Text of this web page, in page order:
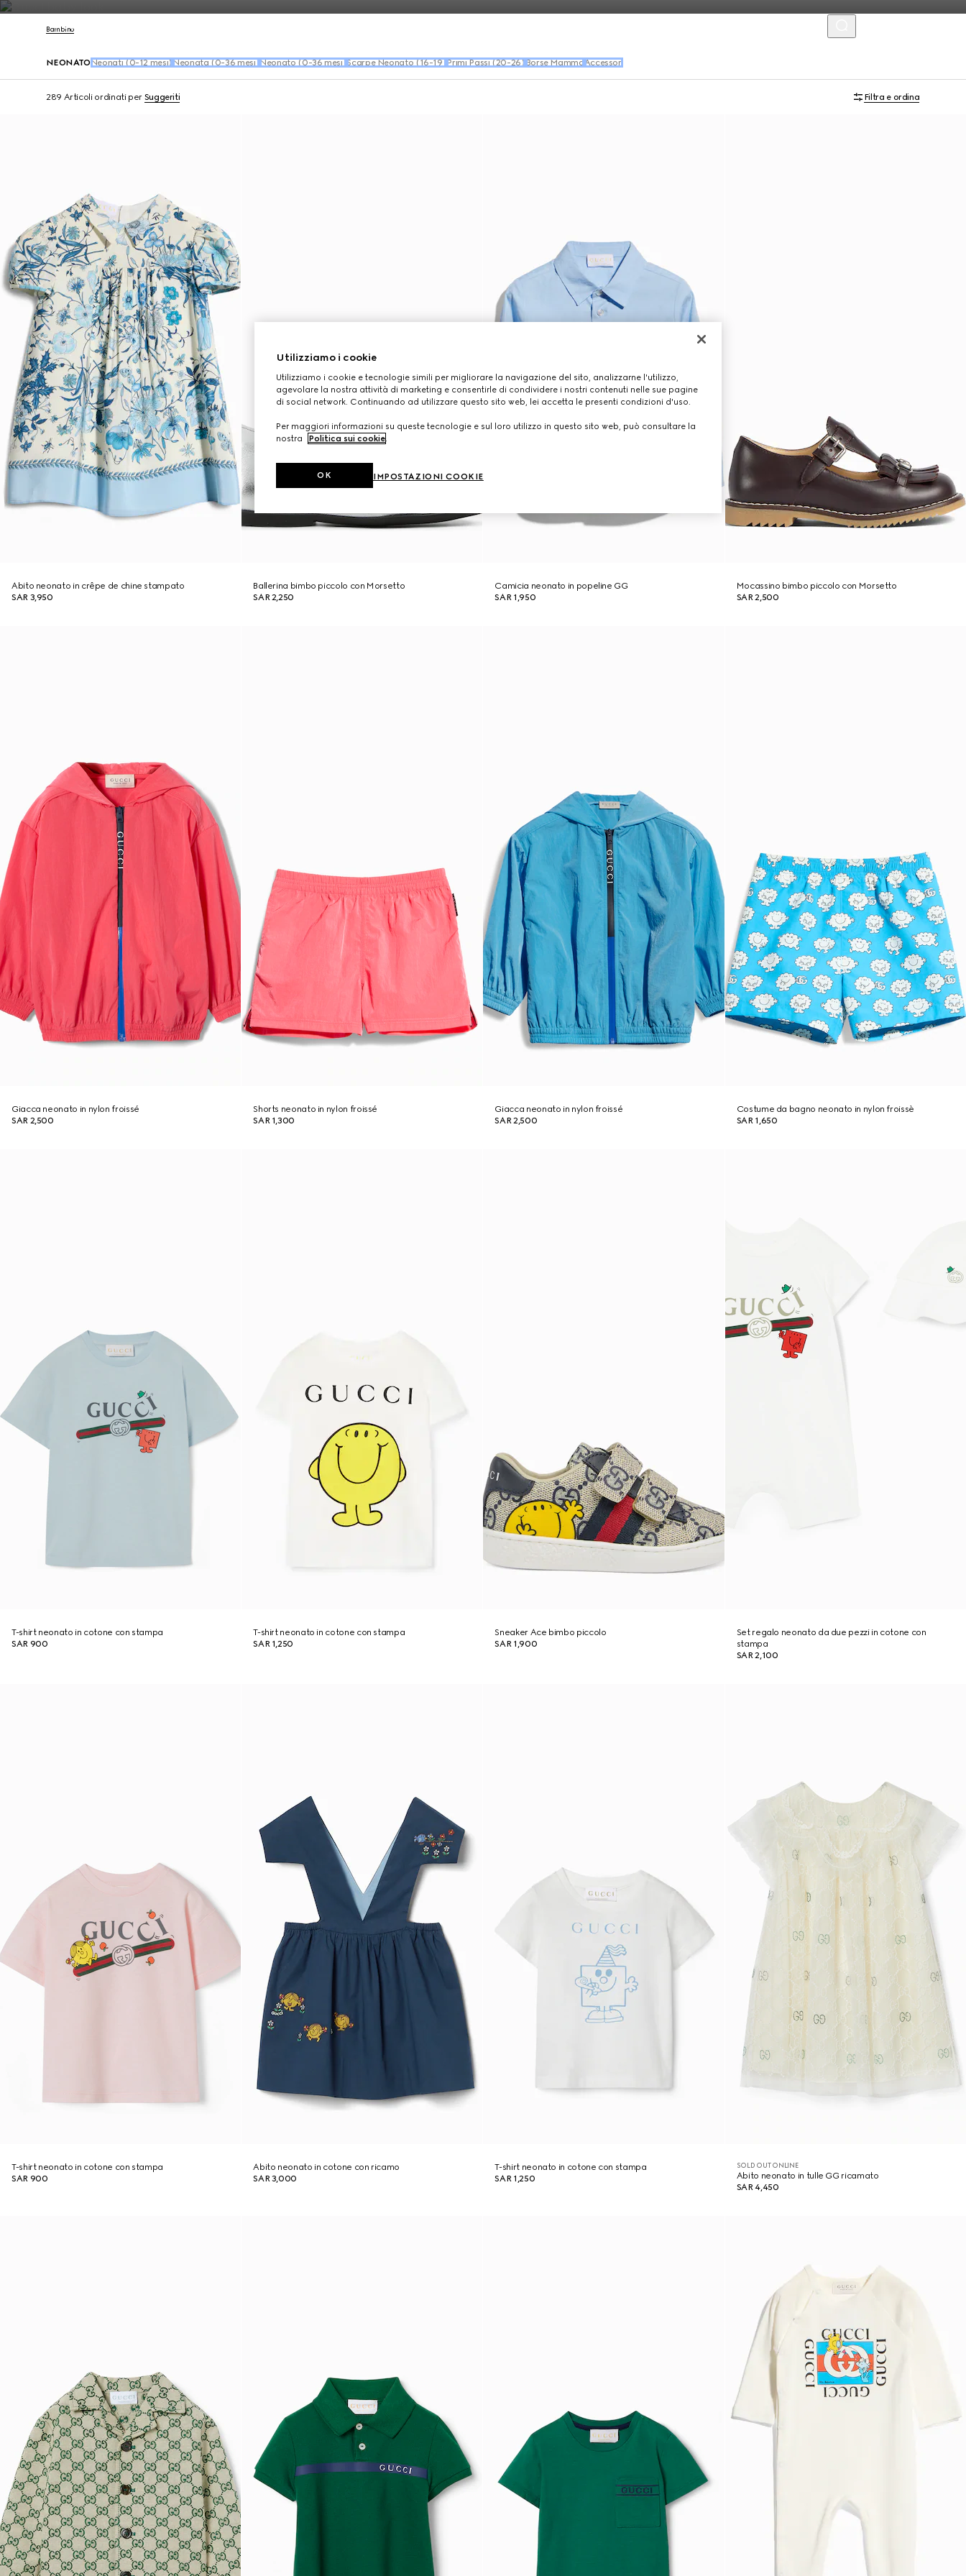
Contattaci
Bambino
NEONATO Neonati (0-12 mesi) Neonata (0-36 mesi) Neonato (0-36 mesi) Scarpe Neonato (16-19) Primi Passi (20-26) Borse Mamma Accessori
289 Articoli ordinati per Suggeriti Filtra e ordina
Abito neonato in crêpe de chine stampato
SAR 3,950
Ballerina bimbo piccolo con Morsetto
SAR 2,250
Camicia neonato in popeline GG
SAR 1,950
Mocassino bimbo piccolo con Morsetto
SAR 2,500
Giacca neonato in nylon froissé
SAR 2,500
Shorts neonato in nylon froissé
SAR 1,300
Giacca neonato in nylon froissé
SAR 2,500
Costume da bagno neonato in nylon froissè
SAR 1,650
T-shirt neonato in cotone con stampa
SAR 900
T-shirt neonato in cotone con stampa
SAR 1,250
Sneaker Ace bimbo piccolo
SAR 1,900
Set regalo neonato da due pezzi in cotone con
stampa
SAR 2,100
T-shirt neonato in cotone con stampa
SAR 900
Abito neonato in cotone con ricamo
SAR 3,000
T-shirt neonato in cotone con stampa
SAR 1,250
SOLD OUT ONLINE
Abito neonato in tulle GG ricamato
SAR 4,450
Utilizziamo i cookie
Utilizziamo i cookie e tecnologie simili per migliorare la navigazione del sito, analizzarne l'utilizzo,
agevolare la nostra attività di marketing e consentirle di condividere i nostri contenuti nelle sue pagine
di social network. Continuando ad utilizzare questo sito web, lei accetta le presenti condizioni d'uso.
Per maggiori informazioni su queste tecnologie e sul loro utilizzo in questo sito web, può consultare la
nostra
Politica sui cookie.
IMPOSTAZIONI COOKIE
OK